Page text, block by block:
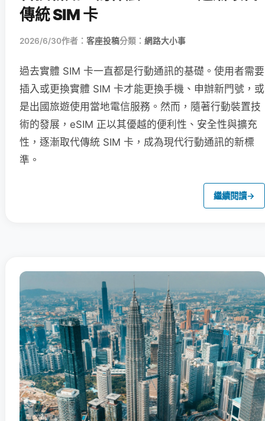
傳統 SIM 卡
2026/6/30作者： 客座投稿分類： 網路大小事
過去實體 SIM 卡一直都是行動通訊的基礎。使用者需要
插入或更換實體 SIM 卡才能更換手機、申辦新門號，或
是出國旅遊使用當地電信服務。然而，隨著行動裝置技
術的發展，eSIM 正以其優越的便利性、安全性與擴充
性，逐漸取代傳統 SIM 卡，成為現代行動通訊的新標
準。
繼續閱讀→